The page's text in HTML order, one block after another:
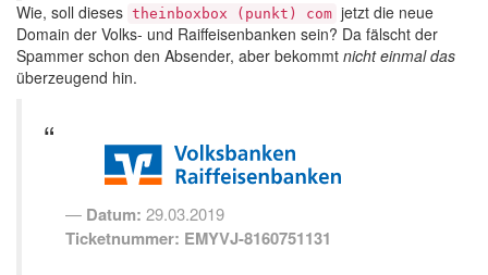
Wie, soll dieses theinboxbox (punkt) com jetzt die neue
Domain der Volks- und Raiffeisenbanken sein? Da fälscht der
Spammer schon den Absender, aber bekommt nicht einmal das
überzeugend hin.
Datum: 29.03.2019
Ticketnummer: EMYVJ-8160751131